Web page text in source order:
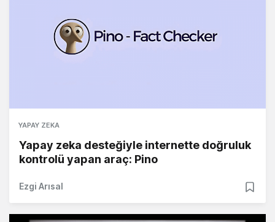
YAPAY ZEKA
Yapay zeka desteğiyle internette doğruluk
kontrolü yapan araç: Pino
Ezgi Arısal